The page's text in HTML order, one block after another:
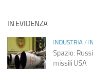
IN EVIDENZA
INDUSTRIA /
Spazio:
missili USA